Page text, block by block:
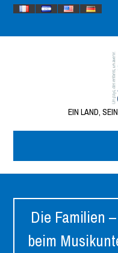
EIN LAND,
Die Familien
beim